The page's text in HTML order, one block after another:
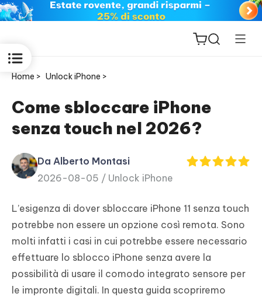
for iOS
PDF
Editor
iAnyGo
Home > Unlock iPhone >
Come sbloccare iPhone
senza touch nel 2026?
Da Alberto Montasi
2026-08-05 / Unlock iPhone
L’esigenza di dover sbloccare iPhone 11 senza touch
potrebbe non essere un opzione così remota. Sono
molti infatti i casi in cui potrebbe essere necessario
effettuare lo sblocco iPhone senza avere la
possibilità di usare il comodo integrato sensore per
le impronte digitali. In questa guida scopriremo